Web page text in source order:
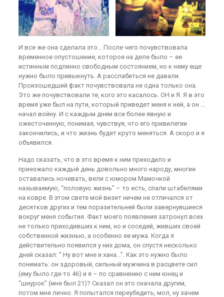
И все же она сделала это… После чего почувствовала
временное опустошение, которое на деле было – ее
истинным подлинно свободным состоянием, но к нему еще
нужно было привыкнуть. А расслабиться не давали.
Произошедший факт почувствовала не одна только она.
Это же почувствовали те, кого это касалось. ОН и Я. Я в это
время уже был на пути, который приведет меня к ней, а он …
начал войну. И с каждым днем все более явную и
ожесточенную, понимая, чувствуя, что его привилегии
закончились, и что жизнь будет круто меняться. А скоро и я
объявился.
Надо сказать, что в это время к ним приходило и
приезжало каждый день довольно много народу, многие
оставались ночевать, вели с юмором Мамочкой
называемую, “половую жизнь” – то есть, спали штабелями
на ковре. В этом свете мой визит ничем не отличался от
десятков других и тем поразительней были завернувшиеся
вокруг меня события. Факт моего появления затронул всех
не только приходивших к ним, но и соседей, живших своей
собственной жизнью, а особенно ее мужа. Когда я
действительно появился у них дома, он спустя несколько
дней сказал: ” Ну вот мне и хана…”. Как это нужно было
понимать: он здоровый, сильный мужчина в расцвете сил
(ему было где-то 46) и я – по сравнению с ним юнец и
“шнурок” (мне был 21)? Сказал он это сначала другим,
потом мне лично. Я попытался переубедить, мол, ну зачем